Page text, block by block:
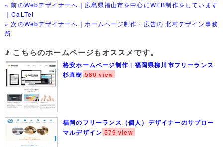
« 前のWebデザイナーへ｜広島県福山市を中心にWEB制作をしています
｜CaLTet
» 次のWebデザイナーへ｜ホームページ制作・広告の 北村デザイン事務
所
♪ こちらのホームページもオススメです。
格安ホームページ制作 | 福岡県柳川市フリーランス
杉直樹 586 view
福岡のフリーランス（個人）デザイナーのサブロー
マルデザイン 579 view